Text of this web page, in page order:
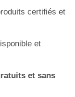
certifiés et
et
et sans